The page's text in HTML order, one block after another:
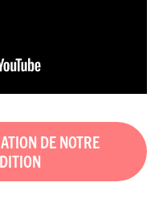
DE NOTRE